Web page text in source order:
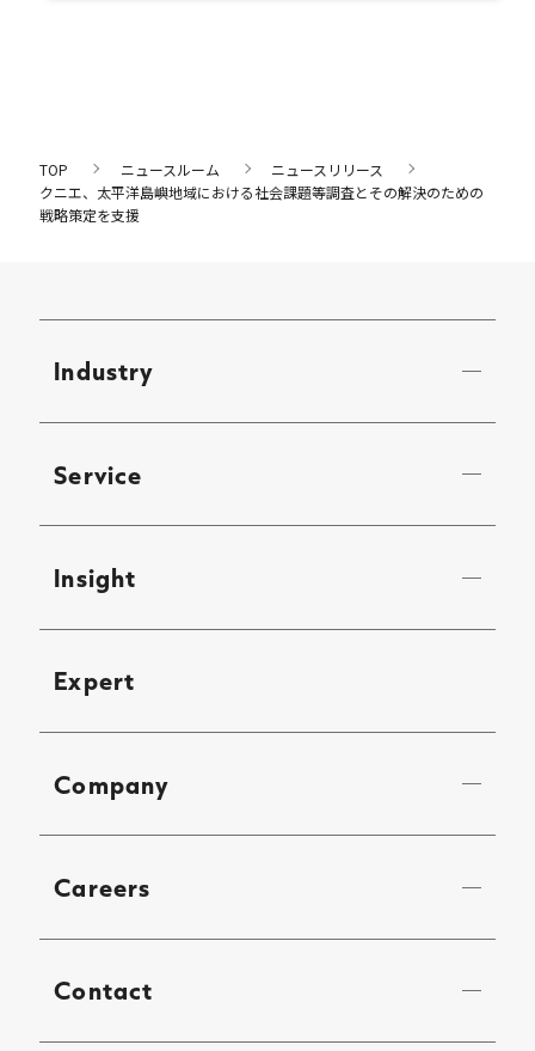
TOP ニュースルーム
ニュースリリース
クニエ、太平洋島嶼地域における社会課題等調査とその解決のための
戦略策定を支援
Industry
Service
Insight
Expert
Company
Careers
Contact